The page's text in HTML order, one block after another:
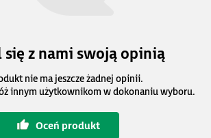
się z nami swoją opinią
nie ma jeszcze żadnej opinii.
innym użytkownikom w dokonaniu wyboru.
Oceń produkt